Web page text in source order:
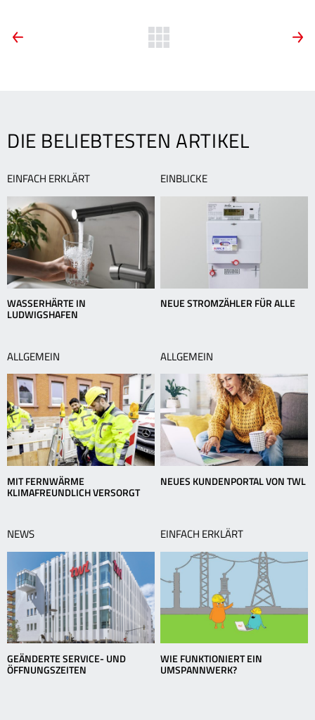
ARTIKEL-
Zurück
DIE BELIEBTESTEN ARTIKEL
EINFACH ERKLÄRT
WASSERHÄRTE IN
LUDWIGSHAFEN
EINBLICKE
NEUE STROMZÄHLER FÜR ALLE
ALLGEMEIN
MIT FERNWÄRME
KLIMAFREUNDLICH VERSORGT
ALLGEMEIN
NEUES KUNDENPORTAL VON TWL
NEWS
GEÄNDERTE SERVICE- UND
ÖFFNUNGSZEITEN
EINFACH ERKLÄRT
WIE FUNKTIONIERT EIN
UMSPANNWERK?